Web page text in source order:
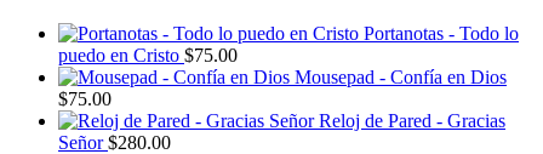
Portanotas - Todo lo
puedo en Cristo $75.00
Mousepad - Confía en Dios
$75.00
Reloj de Pared - Gracias
Señor $280.00